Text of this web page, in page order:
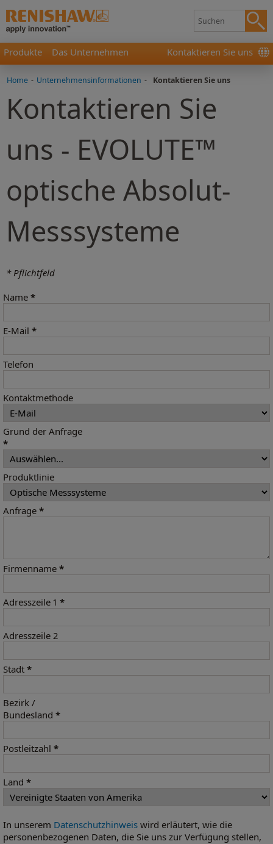
Produkte Das Unternehmen Kontaktieren Sie uns
Home - Unternehmensinformationen - Kontaktieren Sie uns
Kontaktieren Sie
uns - EVOLUTE™
optische Absolut-
Messsysteme
* Pflichtfeld
Name *
E-Mail *
Telefon
Kontaktmethode
Grund der Anfrage
*
Produktlinie
Anfrage *
Firmenname *
Adresszeile 1 *
Adresszeile 2
Stadt *
Bezirk /
Bundesland *
Postleitzahl *
Land *
In unserem Datenschutzhinweis wird erläutert, wie die
personenbezogenen Daten, die Sie uns zur Verfügung stellen,